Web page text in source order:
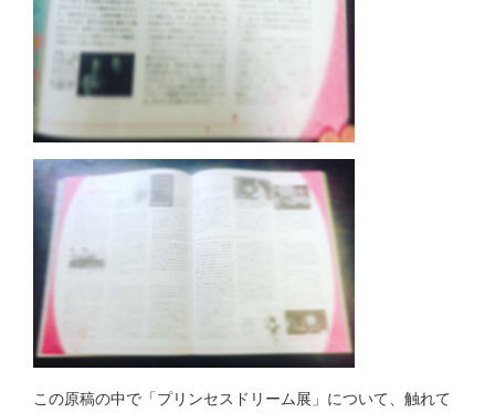
この原稿の中で「プリンセスドリーム展」について、触れて